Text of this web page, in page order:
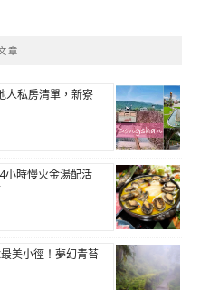
章
人私房清單，新寮
小時慢火金湯配活
美小徑！夢幻青苔